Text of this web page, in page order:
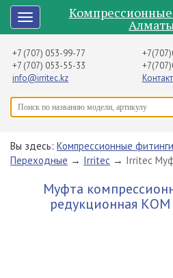
+7 (707) 053-99-77
+7 (707) 053-55-33
info@irritec.kz
Вы здесь: Компрессионные фитинги
Переходные → Irritec → Irritec
Муфта
редукционная